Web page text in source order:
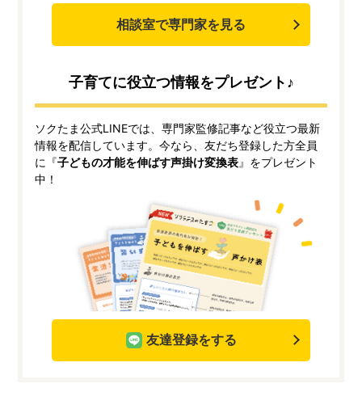
相談室で専門家を見る
子育てに役立つ情報をプレゼント♪
ソクたま公式LINEでは、専門家監修記事など役立つ最新
情報を配信しています。今なら、友だち登録した方全員
に『子どもの才能を伸ばす声掛け変換表』をプレゼント
中！
友達登録をする